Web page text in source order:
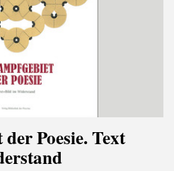
Poesie. Text